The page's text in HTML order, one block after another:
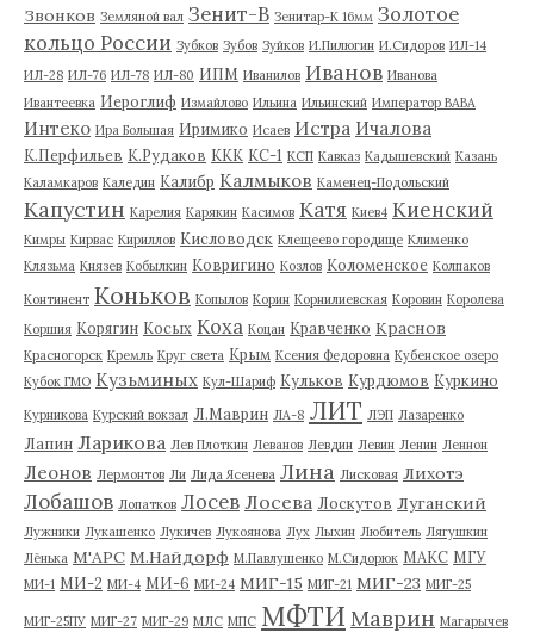
Звонков Земляной вал Зенит-В Зенитар-К 16мм Золотое
кольцо России Зубков Зубов Зуйков И.Пилюгин И.Сидоров ИЛ-14
ИЛ-28 ИЛ-76 ИЛ-78 ИЛ-80 ИПМ Иванилов Иванов Иванова
Ивантеевка Иероглиф Измайлово Ильина Ильинский Император ВАВА
Интеко Ира Большая Иримико Исаев Истра Ичалова
К.Перфильев К.Рудаков ККК КС-1 КСП Кавказ Кадышевский Казань
Каламкаров Каледин Калибр Калмыков Каменец-Подольский
Капустин Карелия Карякин Касимов Катя Киев4 Киенский
Кимры Кирвас Кириллов Кисловодск Клещеево городище Клименко
Клязьма Князев Кобылкин Ковригино Козлов Коломенское Колпаков
Континент Коньков Копылов Корин Корнилиевская Коровин Королева
Коршия Корягин Косых Коха Коцан Кравченко Краснов
Красногорск Кремль Круг света Крым Ксения Федоровна Кубенское озеро
Кубок ГМО Кузьминых Кул-Шариф Кульков Курдюмов Куркино
Курникова Курский вокзал Л.Маврин ЛА-8 ЛИТ ЛЭП Лазаренко
Лапин Ларикова Лев Плоткин Леванов Левдин Левин Ленин Леннон
Леонов Лермонтов Ли Лида Ясенева Лина Лисковая Лихотэ
Лобашов Лопатков Лосев Лосева Лоскутов Луганский
Лужники Лукашенко Лукичев Лукоянова Лух Лыхин Любитель Лягушкин
Лёнька М'АРС М.Найдорф М.Павлушенко М.Сидорюк МАКС МГУ
МИ-1 МИ-2 МИ-4 МИ-6 МИ-24 МИГ-15 МИГ-21 МИГ-23 МИГ-25
МИГ-25ПУ МИГ-27 МИГ-29 МЛС МПС МФТИ Маврин Магарычев